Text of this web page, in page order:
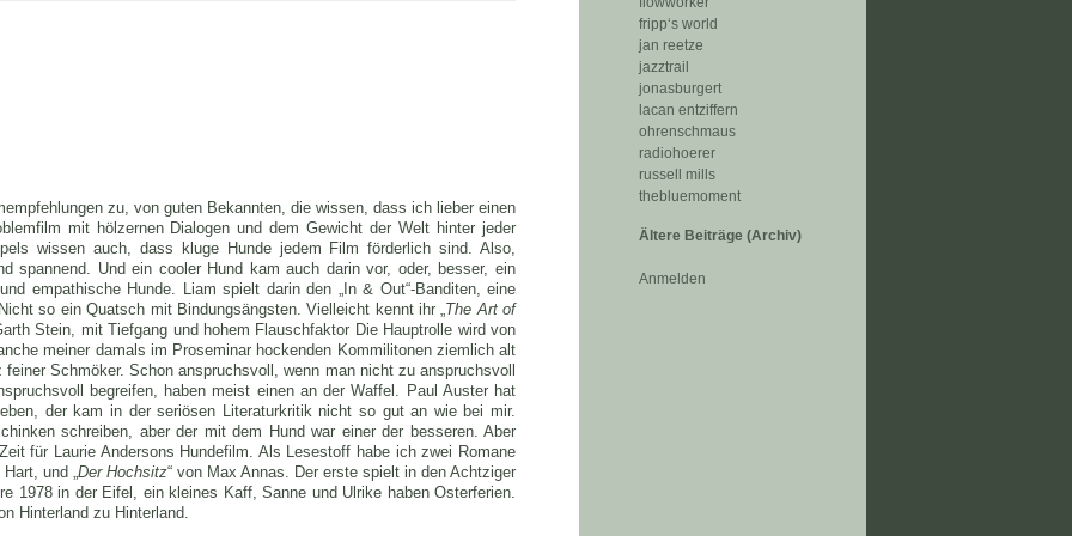
fripp‘s world
jan reetze
jazztrail
jonasburgert
lacan entziffern
ohrenschmaus
radiohoerer
russell mills
thebluemoment
Ältere Beiträge (Archiv)
Anmelden
zu, von guten Bekannten, die wissen, dass ich lieber einen
mit hölzernen Dialogen und dem Gewicht der Welt hinter jeder
wissen auch, dass kluge Hunde jedem Film förderlich sind. Also,
spannend. Und ein cooler Hund kam auch darin vor, oder, besser, ein
empathische Hunde. Liam spielt darin den „In & Out“-Banditen, eine
so ein Quatsch mit Bindungsängsten. Vielleicht kennt ihr „ The Art of
Stein, mit Tiefgang und hohem Flauschfaktor Die Hauptrolle wird von
meiner damals im Proseminar hockenden Kommilitonen ziemlich alt
Schmöker. Schon anspruchsvoll, wenn man nicht zu anspruchsvoll
begreifen, haben meist einen an der Waffel. Paul Auster hat
der kam in der seriösen Literaturkritik nicht so gut an wie bei mir.
schreiben, aber der mit dem Hund war einer der besseren. Aber
für Laurie Andersons Hundefilm. Als Lesestoff habe ich zwei Romane
und „ Der Hochsitz“ von Max Annas. Der erste spielt in den Achtziger
1978 in der Eifel, ein kleines Kaff, Sanne und Ulrike haben Osterferien.
Hinterland zu Hinterland.